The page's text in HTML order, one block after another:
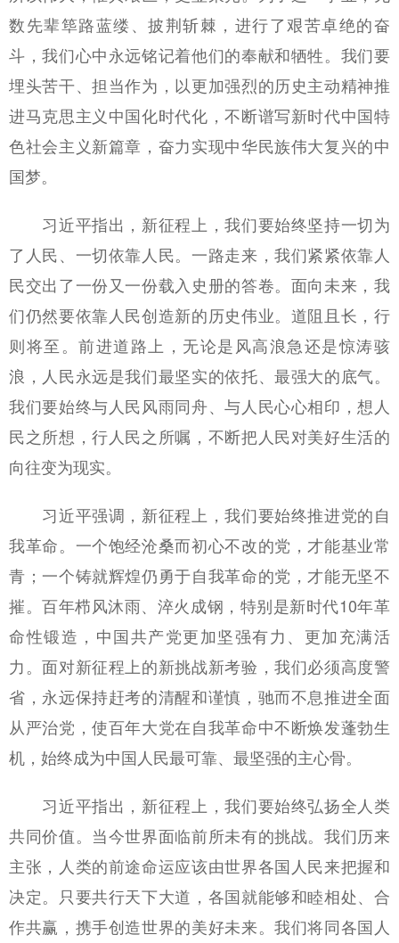
数先辈筚路蓝缕、披荆斩棘，进行了艰苦卓绝的奋
斗，我们心中永远铭记着他们的奉献和牺牲。我们要
埋头苦干、担当作为，以更加强烈的历史主动精神推
进马克思主义中国化时代化，不断谱写新时代中国特
色社会主义新篇章，奋力实现中华民族伟大复兴的中
国梦。
习近平指出，新征程上，我们要始终坚持一切为
了人民、一切依靠人民。一路走来，我们紧紧依靠人
民交出了一份又一份载入史册的答卷。面向未来，我
们仍然要依靠人民创造新的历史伟业。道阻且长，行
则将至。前进道路上，无论是风高浪急还是惊涛骇
浪，人民永远是我们最坚实的依托、最强大的底气。
我们要始终与人民风雨同舟、与人民心心相印，想人
民之所想，行人民之所嘱，不断把人民对美好生活的
向往变为现实。
习近平强调，新征程上，我们要始终推进党的自
我革命。一个饱经沧桑而初心不改的党，才能基业常
青；一个铸就辉煌仍勇于自我革命的党，才能无坚不
摧。百年栉风沐雨、淬火成钢，特别是新时代10年革
命性锻造，中国共产党更加坚强有力、更加充满活
力。面对新征程上的新挑战新考验，我们必须高度警
省，永远保持赶考的清醒和谨慎，驰而不息推进全面
从严治党，使百年大党在自我革命中不断焕发蓬勃生
机，始终成为中国人民最可靠、最坚强的主心骨。
习近平指出，新征程上，我们要始终弘扬全人类
共同价值。当今世界面临前所未有的挑战。我们历来
主张，人类的前途命运应该由世界各国人民来把握和
决定。只要共行天下大道，各国就能够和睦相处、合
作共赢，携手创造世界的美好未来。我们将同各国人